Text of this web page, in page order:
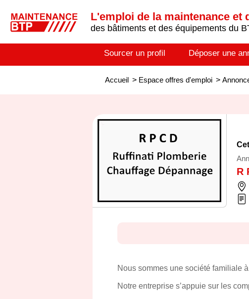
L'emploi de la maintenance et
des bâtiments et des équipements du
Sourcer un profil Déposer une
Accueil > Espace offres d'emploi >
R
Nous sommes une société familiale
Notre entreprise s’appuie sur les